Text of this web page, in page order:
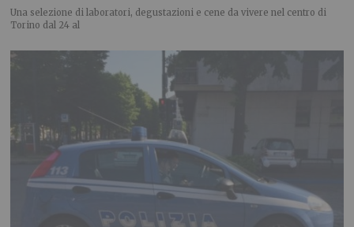
Una selezione di laboratori, degustazioni e cene da vivere nel centro di
Torino dal 24 al